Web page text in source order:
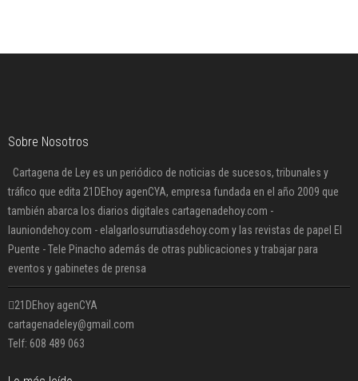
Sobre Nosotros
Cartagena de Ley es un periódico de noticias de sucesos, tribunales y
tráfico que edita 21DEhoy agenCYA, empresa fundada en el año 2009 que
también abarca los diarios digitales cartagenadehoy.com -
launiondehoy.com - elalgarlosurrutiasdehoy.com y las revistas de papel El
Puente - Tele Pinacho además de otras publicaciones y trabajar para
eventos y gabinetes de prensa
21DEhoy agenCYA
cartagenadeley@gmail.com
Telf: 608 489 063